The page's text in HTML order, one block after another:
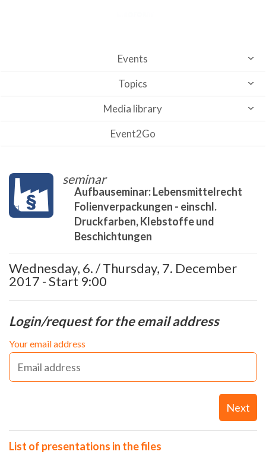
Events
Topics
Media library
Event2Go
seminar
Aufbauseminar: Lebensmittelrecht
Folienverpackungen - einschl.
Druckfarben, Klebstoffe und
Beschichtungen
Wednesday, 6. / Thursday, 7. December
2017 - Start 9:00
Login/request for the email address
Your email address
Next
List of presentations in the files